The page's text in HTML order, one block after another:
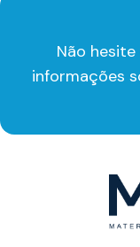
Não
informações